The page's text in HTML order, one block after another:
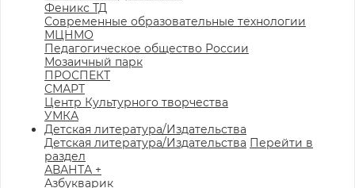
Феникс ТД
Современные образовательные технологии
МЦНМО
Педагогическое общество России
Мозаичный парк
ПРОСПЕКТ
СМАРТ
Центр Культурного творчества
УМКА
Детская литература/Издательства
Детская литература/Издательства Перейти в
раздел
АВАНТА +
Азбукварик